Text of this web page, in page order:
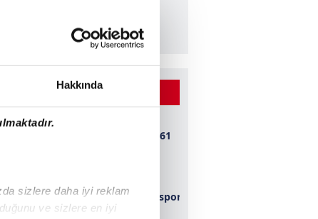
Hakkında
sizlere daha iyi reklam
ve sizlere en iyi
BEĞENİLEN VİDEOLAR
Bursaspor 1-0 1461
Kahramanmaraşspor
2-0 Konyaspor